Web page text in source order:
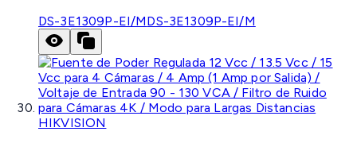
DS-3E1309P-EI/MDS-3E1309P-EI/M
HIKVISION